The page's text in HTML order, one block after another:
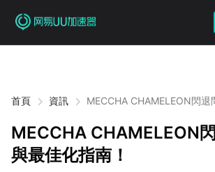
首頁 資訊
MECCHA CHAMELEON閃退
MECCHA CHAMELEON
與最佳化指南！